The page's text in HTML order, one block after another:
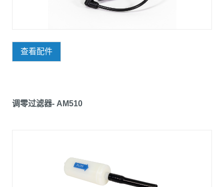
查看配件
调零过滤器- AM510